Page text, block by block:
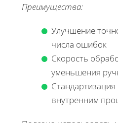
Преимущества:
Улучшение
числа ошибок
Скорость
уменьшения
внутренним